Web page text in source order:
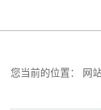
您当前的位置： 网